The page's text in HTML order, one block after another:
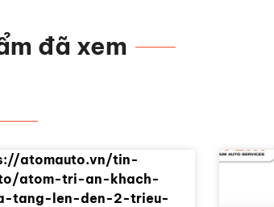
đã xem
atomauto.vn/tin-
atom-tri-an-khach-
tang-len-den-2-trieu-